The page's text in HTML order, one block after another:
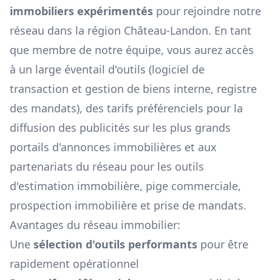
immobiliers expérimentés pour rejoindre notre
réseau dans la région Château-Landon. En tant
que membre de notre équipe, vous aurez accès
à un large éventail d'outils (logiciel de
transaction et gestion de biens interne, registre
des mandats), des tarifs préférenciels pour la
diffusion des publicités sur les plus grands
portails d'annonces immobilières et aux
partenariats du réseau pour les outils
d'estimation immobilière, pige commerciale,
prospection immobilière et prise de mandats.
Avantages du réseau immobilier:
Une sélection d'outils performants pour être
rapidement opérationnel